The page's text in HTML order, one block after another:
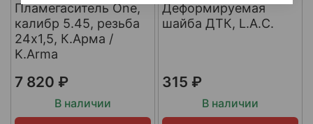
Пламегаситель One,
калибр 5.45, резьба
24х1,5, К.Арма /
K.Arma
7 820 ₽
В наличии
Деформируемая
шайба ДТК, L.A.C.
315 ₽
В наличии